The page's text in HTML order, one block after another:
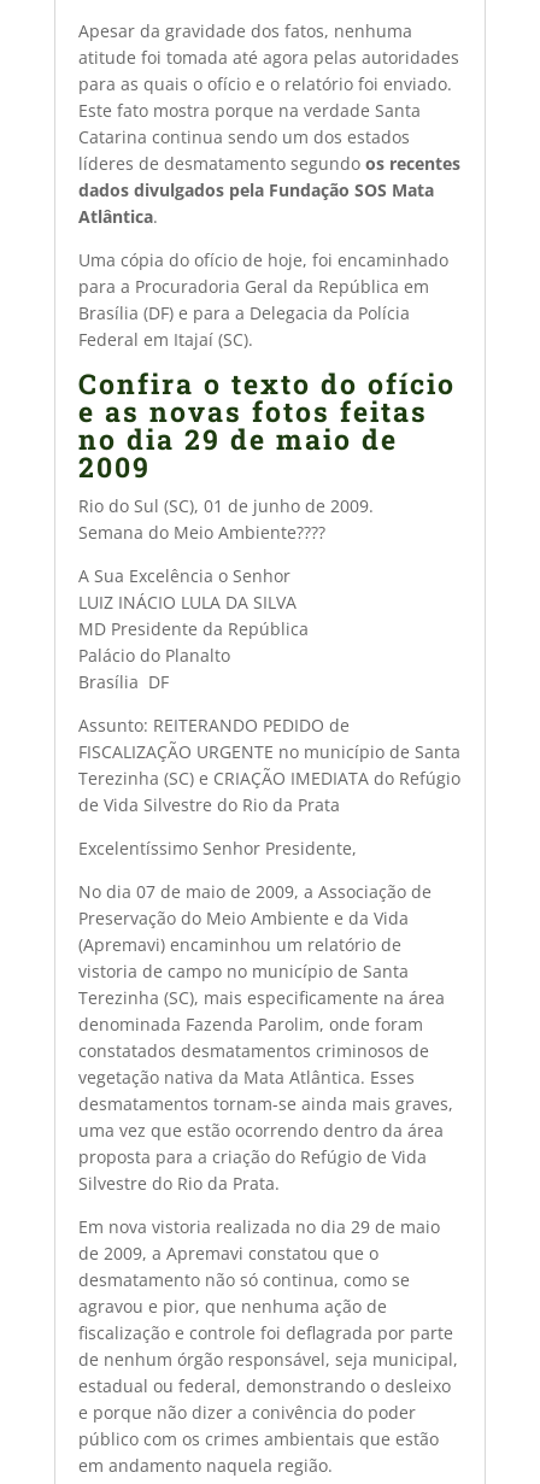
Apesar da gravidade dos fatos, nenhuma
atitude foi tomada até agora pelas autoridades
para as quais o ofício e o relatório foi enviado.
Este fato mostra porque na verdade Santa
Catarina continua sendo um dos estados
líderes de desmatamento segundo os recentes
dados divulgados pela Fundação SOS Mata
Atlântica.
Uma cópia do ofício de hoje, foi encaminhado
para a Procuradoria Geral da República em
Brasília (DF) e para a Delegacia da Polícia
Federal em Itajaí (SC).
Confira o texto do ofício
e as novas fotos feitas
no dia 29 de maio de
2009
Rio do Sul (SC), 01 de junho de 2009.
Semana do Meio Ambiente????
A Sua Excelência o Senhor
LUIZ INÁCIO LULA DA SILVA
MD Presidente da República
Palácio do Planalto
Brasília  DF
Assunto: REITERANDO PEDIDO de
FISCALIZAÇÃO URGENTE no município de Santa
Terezinha (SC) e CRIAÇÃO IMEDIATA do Refúgio
de Vida Silvestre do Rio da Prata
Excelentíssimo Senhor Presidente,
No dia 07 de maio de 2009, a Associação de
Preservação do Meio Ambiente e da Vida
(Apremavi) encaminhou um relatório de
vistoria de campo no município de Santa
Terezinha (SC), mais especificamente na área
denominada Fazenda Parolim, onde foram
constatados desmatamentos criminosos de
vegetação nativa da Mata Atlântica. Esses
desmatamentos tornam-se ainda mais graves,
uma vez que estão ocorrendo dentro da área
proposta para a criação do Refúgio de Vida
Silvestre do Rio da Prata.
Em nova vistoria realizada no dia 29 de maio
de 2009, a Apremavi constatou que o
desmatamento não só continua, como se
agravou e pior, que nenhuma ação de
fiscalização e controle foi deflagrada por parte
de nenhum órgão responsável, seja municipal,
estadual ou federal, demonstrando o desleixo
e porque não dizer a conivência do poder
público com os crimes ambientais que estão
em andamento naquela região.